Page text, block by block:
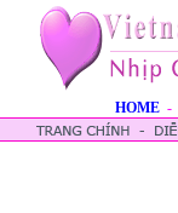
HOME -